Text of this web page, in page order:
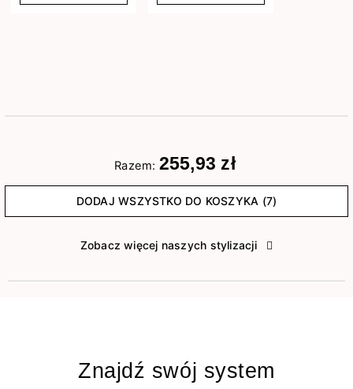
Razem: 255,93 zł
DODAJ WSZYSTKO DO KOSZYKA (7)
Zobacz więcej naszych stylizacji
Znajdź swój system